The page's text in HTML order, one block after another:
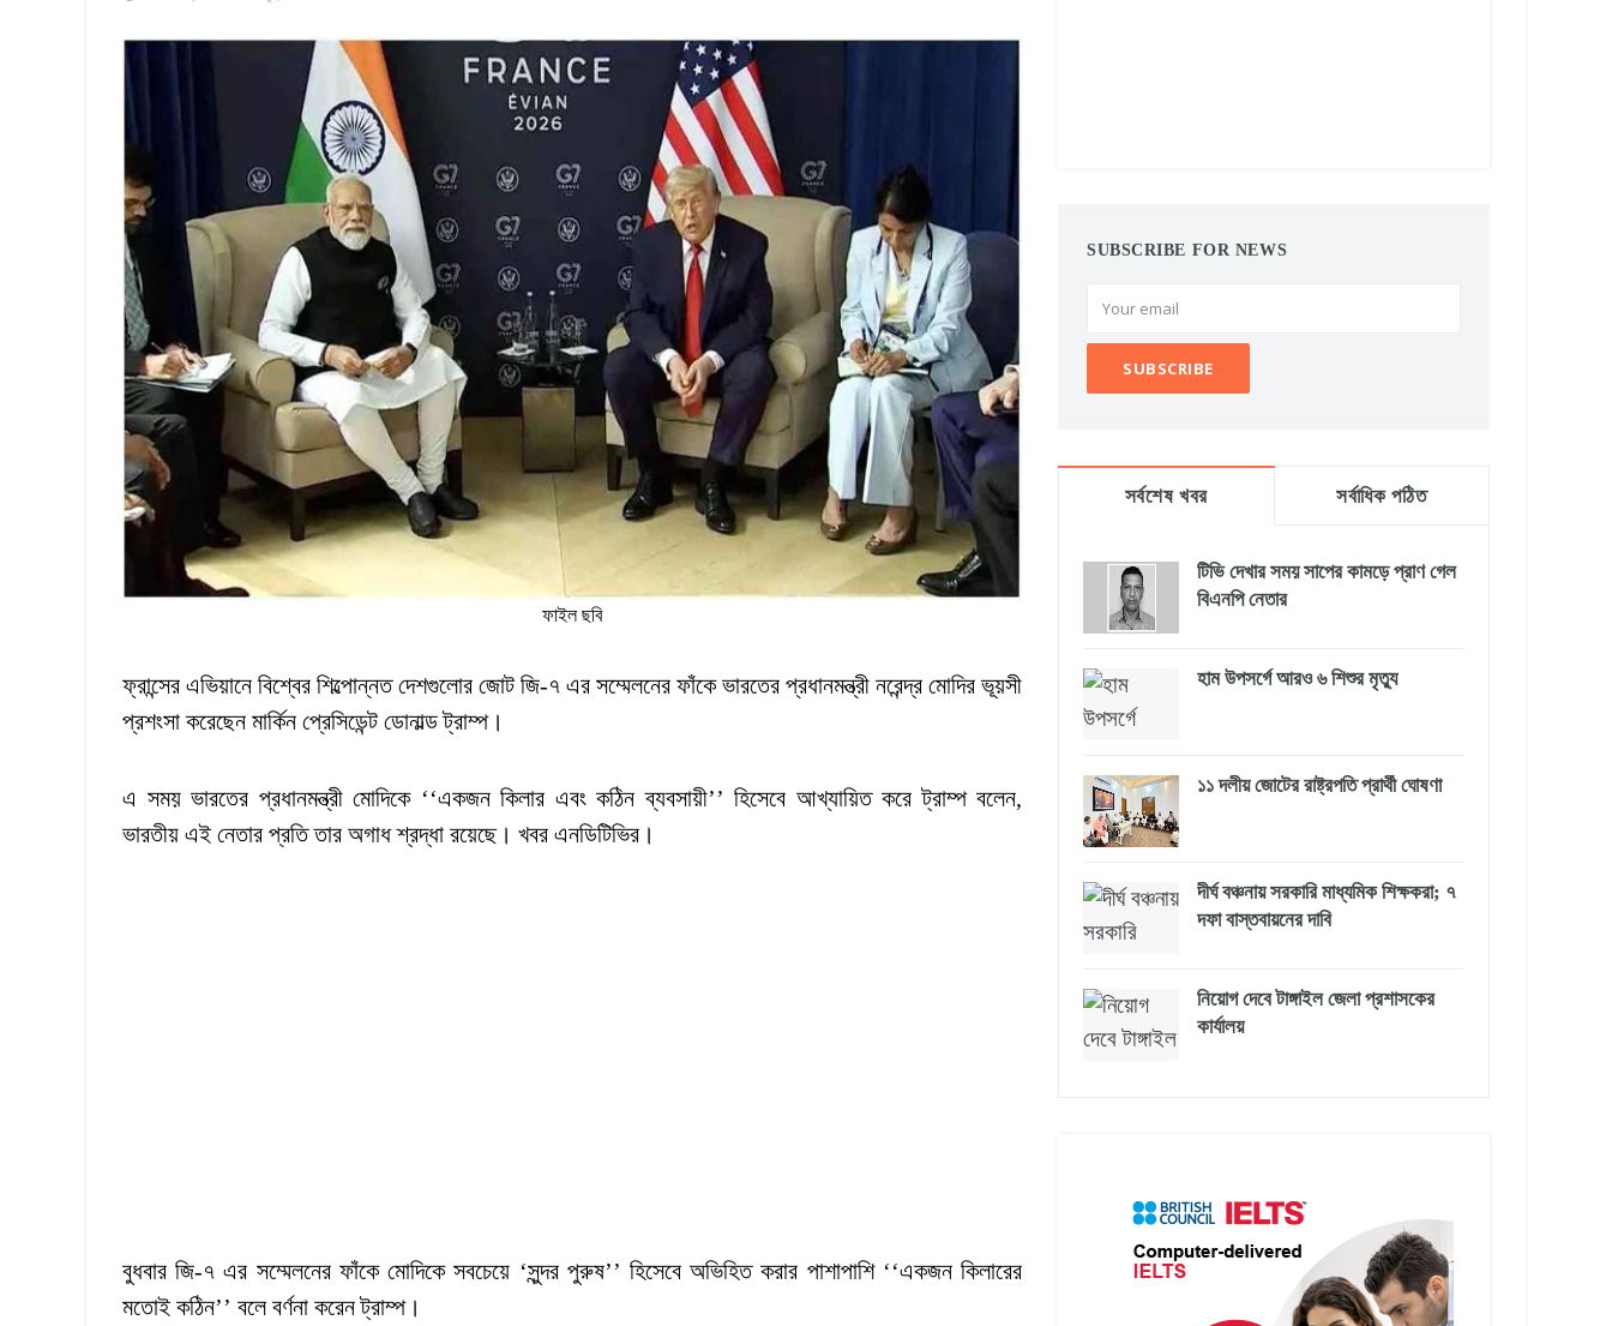
ফাইল ছবি
ফ্রান্সের এভিয়ানে বিশ্বের শিল্পোন্নত দেশগুলোর জোট জি-৭ এর সম্মেলনের ফাঁকে ভারতের প্রধানমন্ত্রী নরেন্দ্র মোদির ভূয়সী
প্রশংসা করেছেন মার্কিন প্রেসিডেন্ট ডোনাল্ড ট্রাম্প।
এ সময় ভারতের প্রধানমন্ত্রী মোদিকে ‘‘একজন কিলার এবং কঠিন ব্যবসায়ী’’ হিসেবে আখ্যায়িত করে ট্রাম্প বলেন,
ভারতীয় এই নেতার প্রতি তার অগাধ শ্রদ্ধা রয়েছে। খবর এনডিটিভির।
বুধবার জি-৭ এর সম্মেলনের ফাঁকে মোদিকে সবচেয়ে ‘সুন্দর পুরুষ’’ হিসেবে অভিহিত করার পাশাপাশি ‘‘একজন কিলারের
মতোই কঠিন’’ বলে বর্ণনা করেন ট্রাম্প।
SUBSCRIBE FOR NEWS
সর্বশেষ খবর সর্বাধিক পঠিত
টিভি দেখার সময় সাপের কামড়ে প্রাণ গেল
বিএনপি নেতার
হাম উপসর্গে আরও ৬ শিশুর মৃত্যু
১১ দলীয় জোটের রাষ্ট্রপতি প্রার্থী ঘোষণা
দীর্ঘ বঞ্চনায় সরকারি মাধ্যমিক শিক্ষকরা; ৭
দফা বাস্তবায়নের দাবি
নিয়োগ দেবে টাঙ্গাইল জেলা প্রশাসকের
কার্যালয়